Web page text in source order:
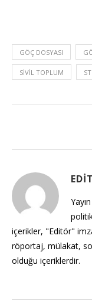
GÖÇ DOSYASI
SIVIL TOPLUM
içerikler, "Editör"
röportaj, mülakat,
olduğu içeriklerdir.